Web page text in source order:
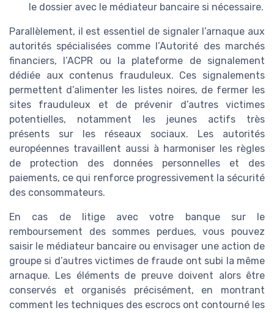
le dossier avec le médiateur bancaire si nécessaire.
Parallèlement, il est essentiel de signaler l’arnaque aux
autorités spécialisées comme l’Autorité des marchés
financiers, l’ACPR ou la plateforme de signalement
dédiée aux contenus frauduleux. Ces signalements
permettent d’alimenter les listes noires, de fermer les
sites frauduleux et de prévenir d’autres victimes
potentielles, notamment les jeunes actifs très
présents sur les réseaux sociaux. Les autorités
européennes travaillent aussi à harmoniser les règles
de protection des données personnelles et des
paiements, ce qui renforce progressivement la sécurité
des consommateurs.
En cas de litige avec votre banque sur le
remboursement des sommes perdues, vous pouvez
saisir le médiateur bancaire ou envisager une action de
groupe si d’autres victimes de fraude ont subi la même
arnaque. Les éléments de preuve doivent alors être
conservés et organisés précisément, en montrant
comment les techniques des escrocs ont contourné les